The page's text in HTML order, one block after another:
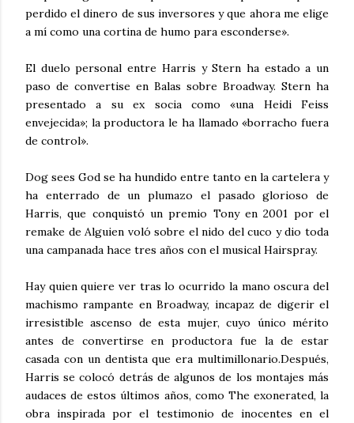
perdido el dinero de sus inversores y que ahora me elige
a mí como una cortina de humo para esconderse».
El duelo personal entre Harris y Stern ha estado a un
paso de convertise en Balas sobre Broadway. Stern ha
presentado a su ex socia como «una Heidi Feiss
envejecida»; la productora le ha llamado «borracho fuera
de control».
Dog sees God se ha hundido entre tanto en la cartelera y
ha enterrado de un plumazo el pasado glorioso de
Harris, que conquistó un premio Tony en 2001 por el
remake de Alguien voló sobre el nido del cuco y dio toda
una campanada hace tres años con el musical Hairspray.
Hay quien quiere ver tras lo ocurrido la mano oscura del
machismo rampante en Broadway, incapaz de digerir el
irresistible ascenso de esta mujer, cuyo único mérito
antes de convertirse en productora fue la de estar
casada con un dentista que era multimillonario.Después,
Harris se colocó detrás de algunos de los montajes más
audaces de estos últimos años, como The exonerated, la
obra inspirada por el testimonio de inocentes en el